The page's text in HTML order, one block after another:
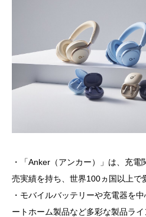
・「Anker（アンカー）」は、充
売実績を持ち、世界100ヵ国以上で
・モバイルバッテリーや充電器を
ートホーム製品など多彩な製品ライ